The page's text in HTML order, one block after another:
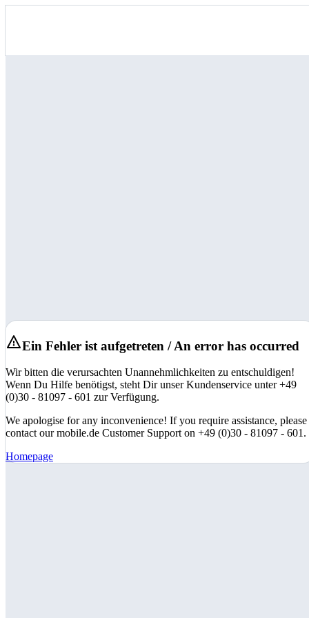
Ein Fehler ist aufgetreten / An error has occurred
Wir bitten die verursachten Unannehmlichkeiten zu entschuldigen!
Wenn Du Hilfe benötigst, steht Dir unser Kundenservice unter +49
(0)30 - 81097 - 601 zur Verfügung.
We apologise for any inconvenience! If you require assistance, please
contact our mobile.de Customer Support on +49 (0)30 - 81097 - 601.
Homepage